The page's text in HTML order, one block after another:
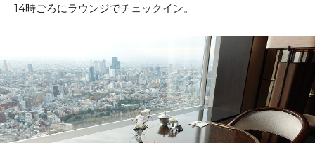
14時ごろにラウンジでチェックイン。